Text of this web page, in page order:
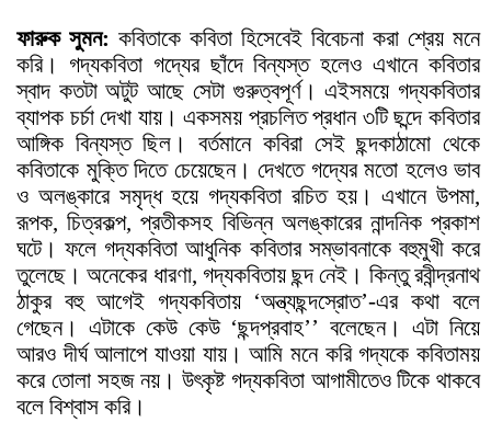
ফারুক সুমন: কবিতাকে কবিতা হিসেবেই বিবেচনা করা শ্রেয় মনে
করি। গদ্যকবিতা গদ্যের ছাঁদে বিন্যস্ত হলেও এখানে কবিতার
স্বাদ কতটা অটুট আছে সেটা গুরুত্বপূর্ণ। এইসময়ে গদ্যকবিতার
ব্যাপক চর্চা দেখা যায়। একসময় প্রচলিত প্রধান ৩টি ছন্দে কবিতার
আঙ্গিক বিন্যস্ত ছিল। বর্তমানে কবিরা সেই ছন্দকাঠামো থেকে
কবিতাকে মুক্তি দিতে চেয়েছেন। দেখতে গদ্যের মতো হলেও ভাব
ও অলঙ্কারে সমৃদ্ধ হয়ে গদ্যকবিতা রচিত হয়। এখানে উপমা,
রূপক, চিত্রকল্প, প্রতীকসহ বিভিন্ন অলঙ্কারের নান্দনিক প্রকাশ
ঘটে। ফলে গদ্যকবিতা আধুনিক কবিতার সম্ভাবনাকে বহুমুখী করে
তুলেছে। অনেকের ধারণা, গদ্যকবিতায় ছন্দ নেই। কিন্তু রবীন্দ্রনাথ
ঠাকুর বহু আগেই গদ্যকবিতায় ‘অন্ত্যছন্দস্রোত’-এর কথা বলে
গেছেন। এটাকে কেউ কেউ ‘ছন্দপ্রবাহ’’ বলেছেন। এটা নিয়ে
আরও দীর্ঘ আলাপে যাওয়া যায়। আমি মনে করি গদ্যকে কবিতাময়
করে তোলা সহজ নয়। উৎকৃষ্ট গদ্যকবিতা আগামীতেও টিকে থাকবে
বলে বিশ্বাস করি।